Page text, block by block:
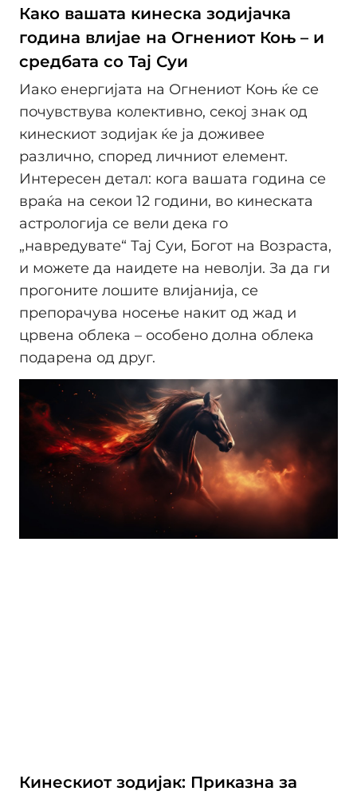
Како вашата кинеска зодијачка
година влијае на Огнениот Коњ – и
средбата со Тај Суи
Иако енергијата на Огнениот Коњ ќе се
почувствува колективно, секој знак од
кинескиот зодијак ќе ја доживее
различно, според личниот елемент.
Интересен детал: кога вашата година се
враќа на секои 12 години, во кинеската
астрологија се вели дека го
„навредувате“ Тај Суи, Богот на Возрастa,
и можете да наидете на неволји. За да ги
прогоните лошите влијанија, се
препорачува носење накит од жад и
црвена облека – особено долна облека
подарена од друг.
Кинескиот зодијак: Приказна за